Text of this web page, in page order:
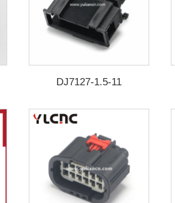
DJ7127-1.5-11